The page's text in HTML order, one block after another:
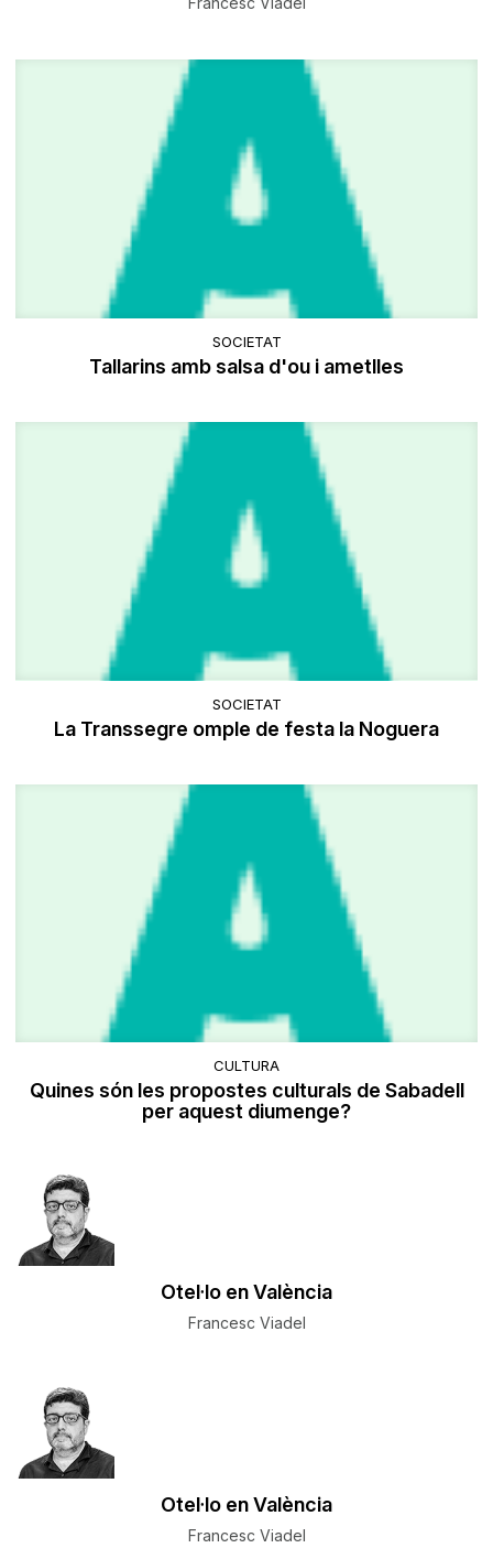
SOCIETAT
Tallarins amb salsa d'ou i ametlles
SOCIETAT
La Transsegre omple de festa la Noguera
CULTURA
Quines són les propostes culturals de Sabadell
per aquest diumenge?
Otel·lo en València
Francesc Viadel
Otel·lo en València
Francesc Viadel